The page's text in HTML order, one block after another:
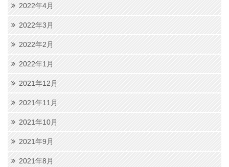
2022年4月
2022年3月
2022年2月
2022年1月
2021年12月
2021年11月
2021年10月
2021年9月
2021年8月